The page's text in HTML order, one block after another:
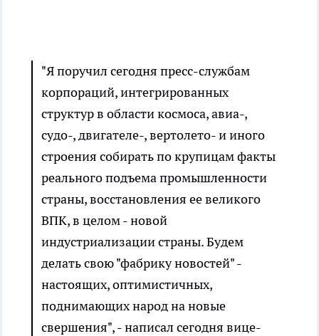
"Я поручил сегодня пресс-службам
корпораций, интегрированных
структур в области космоса, авиа-,
судо-, двигателе-, вертолето- и иного
строения собирать по крупицам факты
реального подъема промышленности
страны, восстановления ее великого
ВПК, в целом - новой
индустриализации страны. Будем
делать свою "фабрику новостей" -
настоящих, оптимистичных,
поднимающих народ на новые
свершения", - написал сегодня вице-